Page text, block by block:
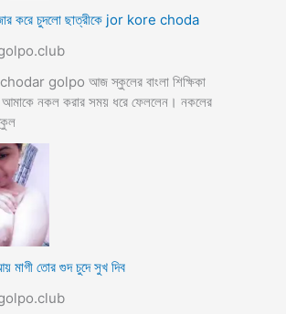
করে চুদলো ছাত্রীকে jor kore choda
golpo আজ স্কুলের বাংলা শিক্ষিকা
আমাকে নকল করার সময় ধরে ফেললেন। নকলের
মাগী তোর গুদ চুদে সুখ দিব